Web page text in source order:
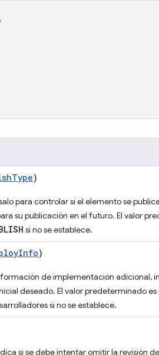
,
)
para controlar si el elemento se
su publicación en el futuro. El valor
si no se establece.
)
de implementación adicional,
deseado. El valor predeterminado es
si no se establece.
si se debe intentar omitir la revisión